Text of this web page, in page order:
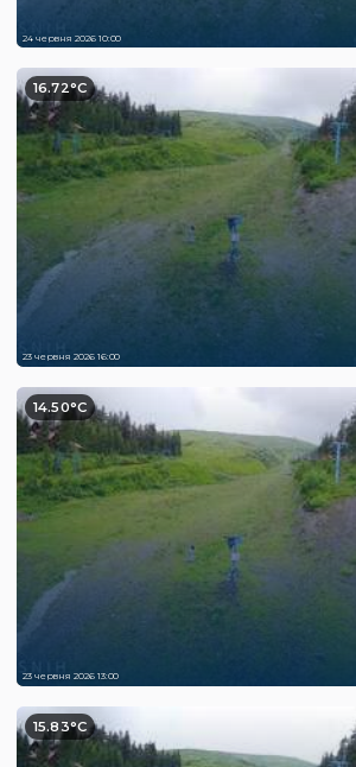
24 червня 2026 10:00
16.72°C
23 червня 2026 16:00
14.50°C
23 червня 2026 13:00
15.83°C